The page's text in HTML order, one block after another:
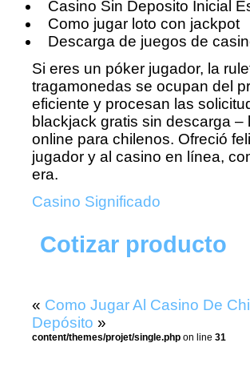
Casino Sin Deposito Inicial
Como jugar loto con jackpot
Descarga de juegos de
Si eres un póker jugador, la
tragamonedas se ocupan del
eficiente y procesan las
blackjack gratis sin descarga
online para chilenos. Ofreció
jugador y al casino en línea,
era.
Casino Significado
Cotizar producto
« Como Jugar Al Casino De
Depósito »
content/themes/projet/single.php on line 31